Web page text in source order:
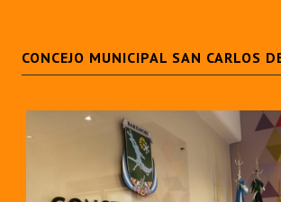
CONCEJO MUNICIPAL SAN CARLOS